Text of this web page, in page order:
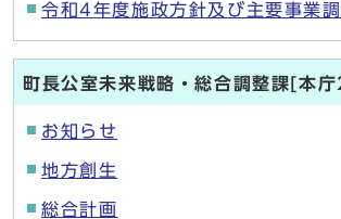
令和4年度施政方針及び主要事業
町長公室未来戦略・総合調整課[本庁
お知らせ
地方創生
総合計画